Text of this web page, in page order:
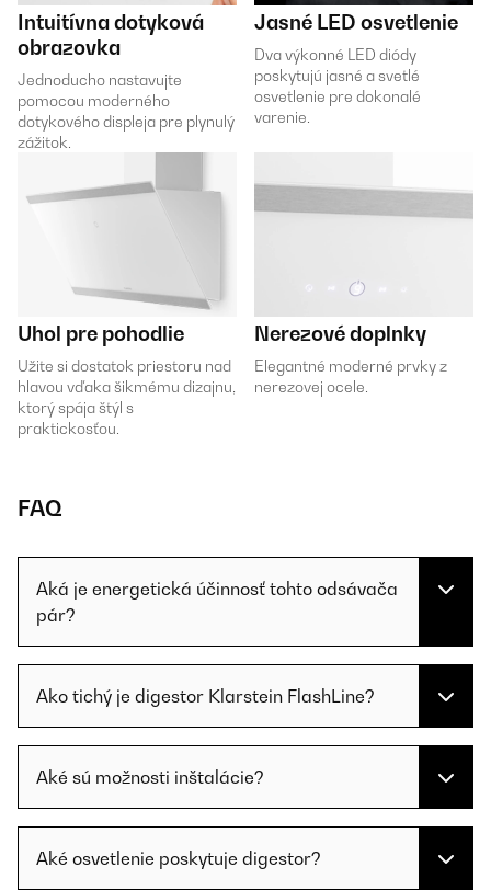
Intuitívna dotyková
obrazovka
Jednoducho nastavujte
pomocou moderného
dotykového displeja pre plynulý
zážitok.
Jasné LED osvetlenie
Dva výkonné LED diódy
poskytujú jasné a svetlé
osvetlenie pre dokonalé
varenie.
Uhol pre pohodlie
Užite si dostatok priestoru nad
hlavou vďaka šikmému dizajnu,
ktorý spája štýl s
praktickosťou.
Nerezové doplnky
Elegantné moderné prvky z
nerezovej ocele.
FAQ
Aká je energetická účinnosť tohto odsávača
pár?
Ako tichý je digestor Klarstein FlashLine?
Aké sú možnosti inštalácie?
Aké osvetlenie poskytuje digestor?